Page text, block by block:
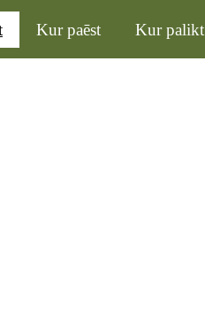
Kur paēst Kur palikt